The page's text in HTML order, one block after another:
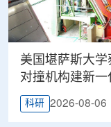
美国堪萨斯大
对撞机构建新一
科研 2026-08-06